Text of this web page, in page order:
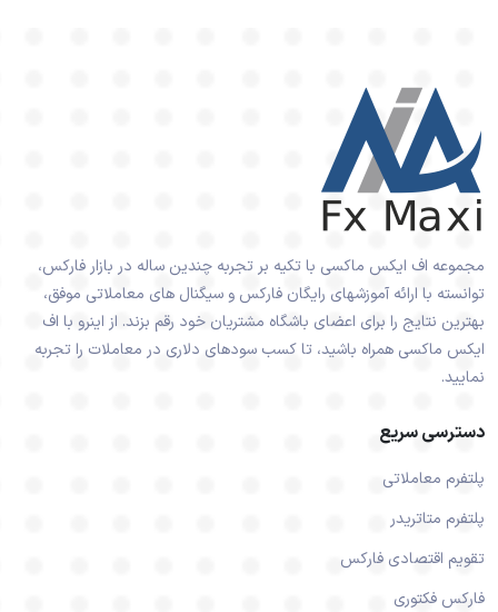
مجموعه اف ایکس ماکسی با تکیه بر تجربه چندین ساله در بازار فارکس،
توانسته با ارائه آموزشهای رایگان فارکس و سیگنال های معاملاتی موفق،
بهترین نتایج را برای اعضای باشگاه مشتریان خود رقم بزند. از اینرو با اف
ایکس ماکسی همراه باشید، تا کسب سودهای دلاری در معاملات را تجربه
نمایید.
دسترسی سریع
پلتفرم معاملاتی
پلتفرم متاتریدر
تقویم اقتصادی فارکس
فارکس فکتوری